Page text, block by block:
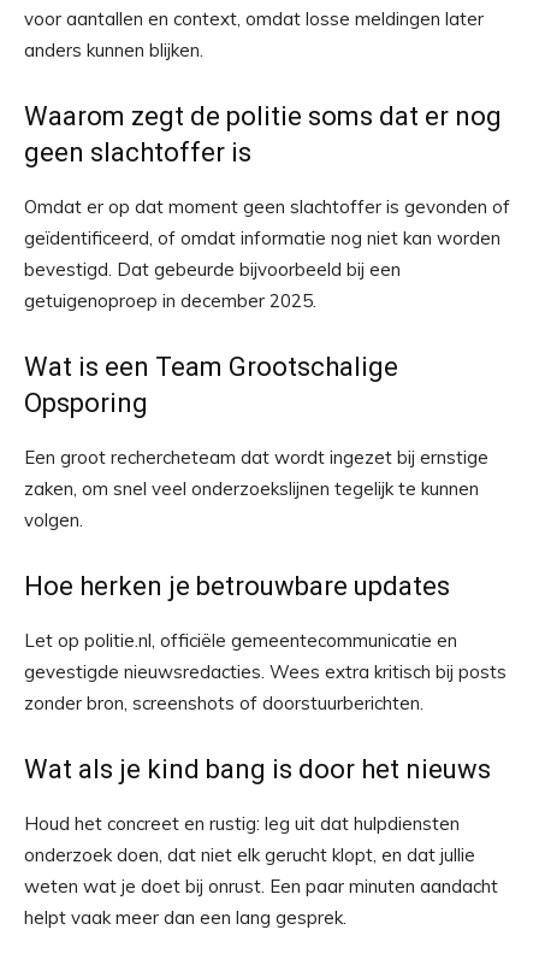
voor aantallen en context, omdat losse meldingen later
anders kunnen blijken.
Waarom zegt de politie soms dat er nog
geen slachtoffer is
Omdat er op dat moment geen slachtoffer is gevonden of
geïdentificeerd, of omdat informatie nog niet kan worden
bevestigd. Dat gebeurde bijvoorbeeld bij een
getuigenoproep in december 2025.
Wat is een Team Grootschalige
Opsporing
Een groot rechercheteam dat wordt ingezet bij ernstige
zaken, om snel veel onderzoekslijnen tegelijk te kunnen
volgen.
Hoe herken je betrouwbare updates
Let op politie.nl, officiële gemeentecommunicatie en
gevestigde nieuwsredacties. Wees extra kritisch bij posts
zonder bron, screenshots of doorstuurberichten.
Wat als je kind bang is door het nieuws
Houd het concreet en rustig: leg uit dat hulpdiensten
onderzoek doen, dat niet elk gerucht klopt, en dat jullie
weten wat je doet bij onrust. Een paar minuten aandacht
helpt vaak meer dan een lang gesprek.